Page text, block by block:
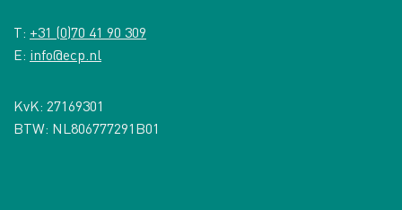
T: +31 (0)70 41 90 309
E: info@ecp.nl
KvK: 27169301
BTW: NL806777291B01